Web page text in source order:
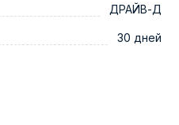
ДРАЙВ-Д
30 дней